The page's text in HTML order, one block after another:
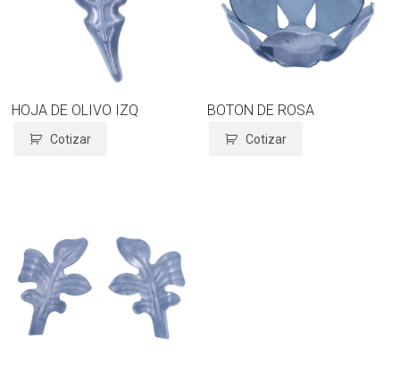
HOJA DE OLIVO IZQ
Cotizar
BOTON DE ROSA
Cotizar